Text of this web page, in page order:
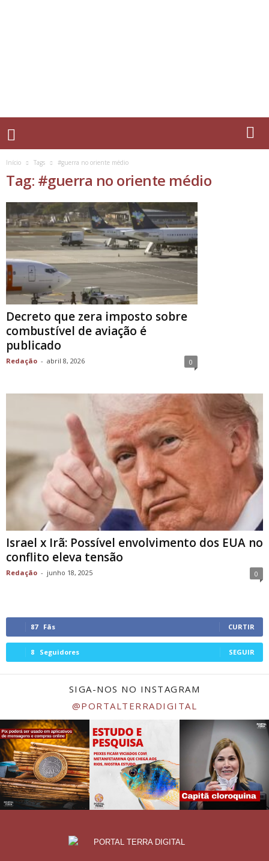
Início Tags #guerra no oriente médio
Tag: #guerra no oriente médio
Decreto que zera imposto sobre
combustível de aviação é
publicado
Redação - abril 8, 2026 0
Israel x Irã: Possível envolvimento dos EUA no
conflito eleva tensão
Redação - junho 18, 2025 0
87 Fãs CURTIR
8 Seguidores SEGUIR
SIGA-NOS NO INSTAGRAM
@PORTALTERRADIGITAL